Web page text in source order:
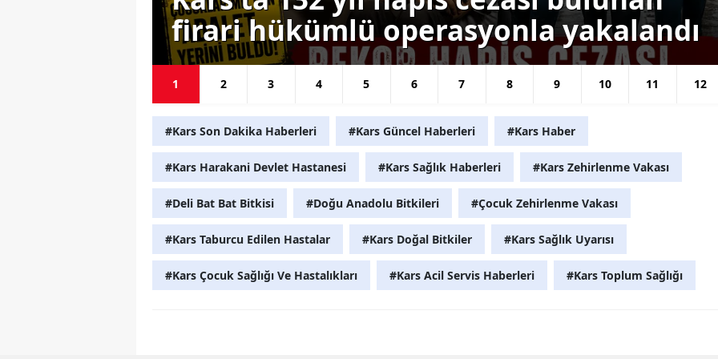
Yalova
Karabük
Osmaniye
Düzce
firari hükümlü operasyonla yakalandı
1 2 3 4 5 6 7 8 9 10 11 12
#Kars Son Dakika Haberleri #Kars Güncel Haberleri #Kars Haber
#Kars Harakani Devlet Hastanesi #Kars Sağlık Haberleri #Kars Zehirlenme Vakası
#Deli Bat Bat Bitkisi #Doğu Anadolu Bitkileri #Çocuk Zehirlenme Vakası
#Kars Taburcu Edilen Hastalar #Kars Doğal Bitkiler #Kars Sağlık Uyarısı
#Kars Çocuk Sağlığı Ve Hastalıkları #Kars Acil Servis Haberleri #Kars Toplum Sağlığı